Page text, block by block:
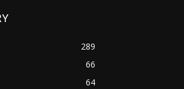
289
66
64